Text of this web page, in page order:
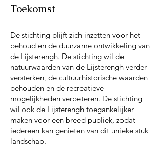
Toekomst
De stichting blijft zich inzetten voor het
behoud en de duurzame ontwikkeling van
de Lijsterengh. De stichting wil de
natuurwaarden van de Lijsterengh verder
versterken, de cultuurhistorische waarden
behouden en de recreatieve
mogelijkheden verbeteren. De stichting
wil ook de Lijsterengh toegankelijker
maken voor een breed publiek, zodat
iedereen kan genieten van dit unieke stuk
landschap.